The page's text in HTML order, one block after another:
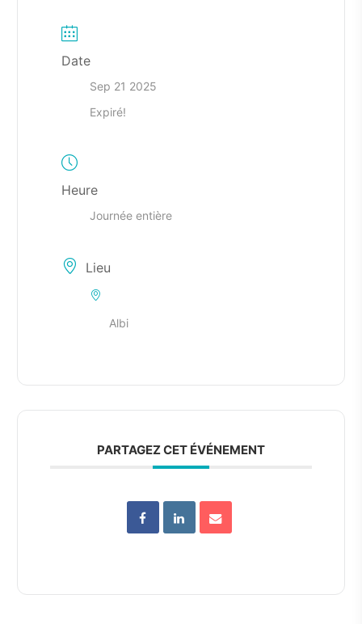
Date
Sep 21 2025
Expiré!
Heure
Journée entière
Lieu
Albi
PARTAGEZ CET ÉVÉNEMENT